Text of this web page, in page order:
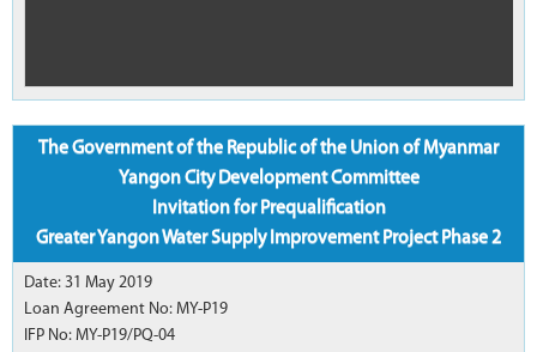
The Government of the Republic of the Union of Myanmar
Yangon City Development Committee
Invitation for Prequalification
Greater Yangon Water Supply Improvement Project Phase 2
Date: 31 May 2019
Loan Agreement No: MY-P19
IFP No: MY-P19/PQ-04